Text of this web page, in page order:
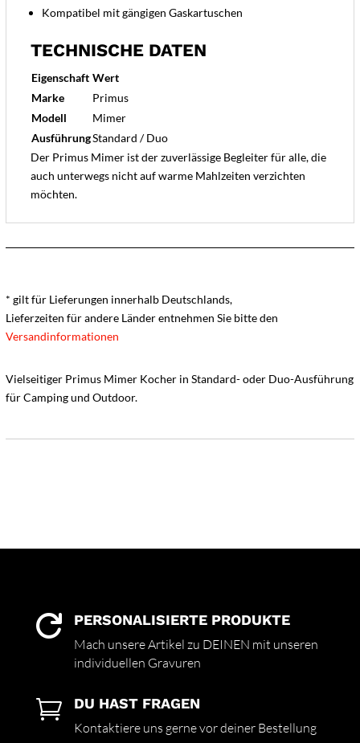
Kompatibel mit gängigen Gaskartuschen
TECHNISCHE DATEN
Eigenschaft Wert
Marke
Primus
Modell
Mimer
AusführungStandard / Duo
Der Primus Mimer ist der zuverlässige Begleiter für alle, die
auch unterwegs nicht auf warme Mahlzeiten verzichten
möchten.
* gilt für Lieferungen innerhalb Deutschlands,
Lieferzeiten für andere Länder entnehmen Sie bitte den
Versandinformationen
Vielseitiger Primus Mimer Kocher in Standard- oder Duo-Ausführung
für Camping und Outdoor.
 PERSONALISIERTE PRODUKTE
Mach unsere Artikel zu DEINEN mit unseren
individuellen Gravuren
 DU HAST FRAGEN
Kontaktiere uns gerne vor deiner Bestellung